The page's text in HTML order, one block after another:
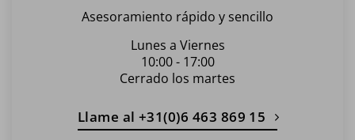
Asesoramiento rápido y sencillo
Lunes a Viernes
10:00 - 17:00
Cerrado los martes
Llame al +31(0)6 463 869 15